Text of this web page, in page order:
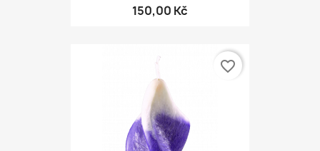
150,00 Kč
favorite_border